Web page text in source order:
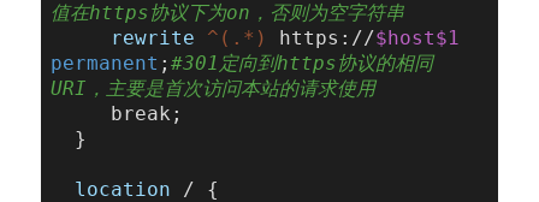
值在https协议下为on，否则为空字符串
rewrite ^(.*) https://$host$1
permanent ;#301定向到https协议的相同
URI，主要是首次访问本站的请求使用
location / {